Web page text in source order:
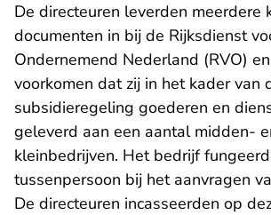
De directeuren leverden meerdere
documenten in bij de Rijksdienst
Ondernemend Nederland (RVO)
voorkomen dat zij in het kader van
subsidieregeling goederen en
geleverd aan een aantal midden-
kleinbedrijven. Het bedrijf
tussenpersoon bij het aanvragen
De directeuren incasseerden op